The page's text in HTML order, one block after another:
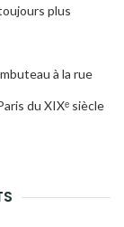
plus
à la rue
du XIXᵉ siècle